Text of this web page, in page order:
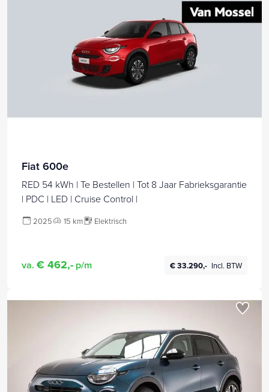
Fiat 600e
RED 54 kWh | Te Bestellen | Tot 8 Jaar Fabrieksgarantie
| PDC | LED | Cruise Control |
2025 15 km Elektrisch
va. € 462,- p/m € 33.290,- Incl. BTW